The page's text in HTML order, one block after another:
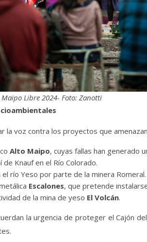
Libre 2024- Foto: Zanotti
la voz contra los proyectos que
Alto Maipo, cuyas fallas han generado
Knauf en el Río Colorado.
el río Yeso por parte de la minera Romeral.
Escalones, que pretende
de la mina de yeso El Volcán.
la urgencia de proteger el Cajón